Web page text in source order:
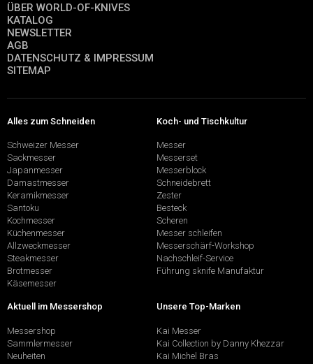
ÜBER WORLD-OF-KNIVES
KATALOG
NEWSLETTER
AGB
DATENSCHUTZ & IMPRESSUM
SITEMAP
Alles zum Schneiden
Schweizer Messer
Sackmesser
Japanmesser
Damastmesser
Keramikmesser
Santoku
Kochmesser
Küchenmesser
Allzweckmesser
Steakmesser
Brotmesser
Käsemesser
Koch- und Tischkultur
Messer
Messerset
Messerblock
Schneidebrett
Zester
Besteck
Scheren
Messer schleifen
Messerschärf-Workshop
Nachschleif-Service
Führung sknife Manufaktur
Aktuell im Messershop
Messershop
Sammlermesser
Neuheiten
Unsere Top-Marken
Kai Messer
Kai Collection by Danny Khezzar
Kai Michel Bras